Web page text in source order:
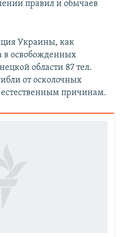
правил и обычаев
Украины, как
в освобожденных
области 87 тел.
от осколочных
причинам.